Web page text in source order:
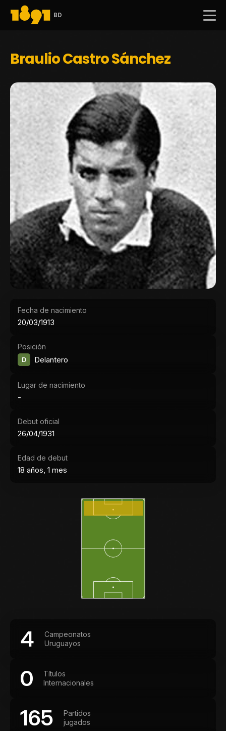
BD
Braulio Castro Sánchez
Fecha de nacimiento
20/03/1913
Posición
D Delantero
Lugar de nacimiento
-
Debut oficial
26/04/1931
Edad de debut
18 años, 1 mes
4
Campeonatos
Uruguayos
0
Títulos
Internacionales
165
Partidos
jugados